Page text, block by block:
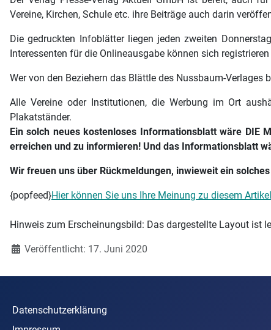
Vereine, Kirchen, Schule etc. ihre Beiträge auch darin
Die gedruckten Infoblätter liegen jeden zweiten
Interessenten für die Onlineausgabe können sich
Wer von den Beziehern das Blättle des Nussbaum-Verlages
Alle Vereine oder Institutionen, die Werbung im Ort
Plakatständer.
Ein solch neues kostenloses Informationsblatt wäre DIE
erreichen und zu informieren! Und das Informationsblatt
Wir freuen uns über Rückmeldungen, inwieweit ein
{popfeed}Hier können Sie uns Ihre Meinung zu diesem
Hinweis zum Erscheinungsbild: Das dargestellte Layout ist
DetailsVeröffentlicht: 17. Juni 2020
Datenschutzerklärung